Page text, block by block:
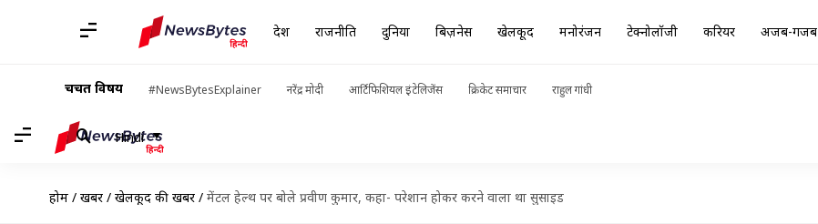
देश राजनीति दुनिया बिज़नेस खेलकूद मनोरंजन टेक्नोलॉजी करियर अजब-गजब
चर्चित विषय #NewsBytesExplainer नरेंद्र मोदी आर्टिफिशियल इंटेलिजेंस क्रिकेट समाचार राहुल गांधी
Hindi
होम / खबरें / खेलकूद की खबरें / मेंटल हेल्थ पर बोले प्रवीण कुमार, कहा- परेशान होकर करने वाला था सुसाइड